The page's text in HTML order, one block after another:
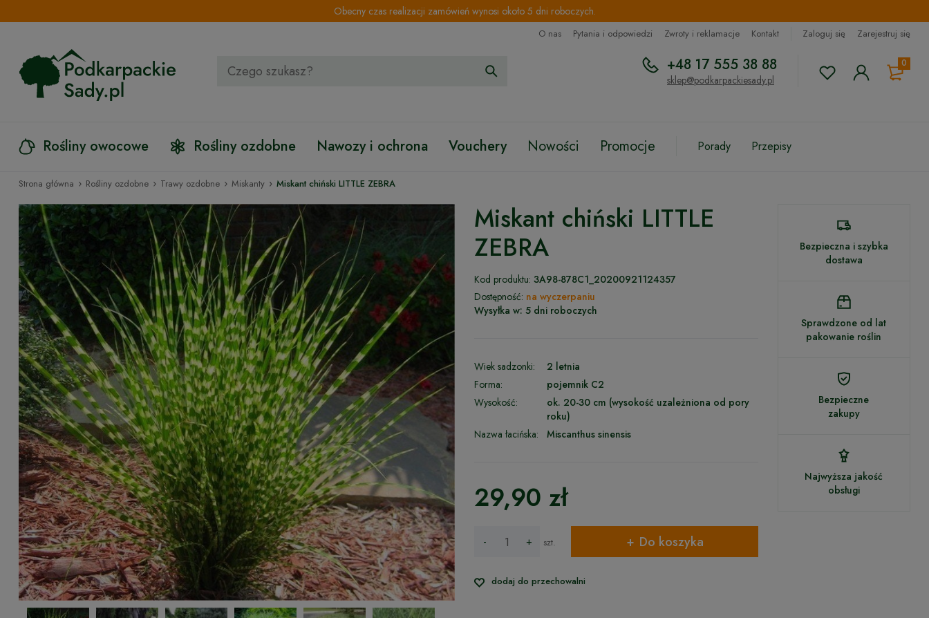
Obecny czas realizacji zamówień wynosi około 5 dni roboczych.
O nas Pytania i odpowiedzi Zwroty i reklamacje Kontakt Zaloguj się Zarejestruj się
0
+48 17 555 38 88
sklep@podkarpackiesady.pl
Rośliny owocowe Rośliny ozdobne Nawozy i ochrona Vouchery Nowości Promocje Porady Przepisy
Strona główna › Rośliny ozdobne › Trawy ozdobne › Miskanty › Miskant chiński LITTLE ZEBRA
Miskant chiński LITTLE
ZEBRA
Kod produktu: 3A98-878C1_20200921124357
Dostępność: na wyczerpaniu
Wysyłka w: 5 dni roboczych
Wiek sadzonki:
2 letnia
Forma:
pojemnik C2
Wysokość:
ok. 20-30 cm (wysokość uzależniona od pory
roku)
Nazwa łacińska:
Miscanthus sinensis
29,90 zł
- + szt. Do koszyka
dodaj do przechowalni
Bezpieczna i szybka
dostawa
Sprawdzone od lat
pakowanie roślin
Bezpieczne
zakupy
Najwyższa jakość
obsługi